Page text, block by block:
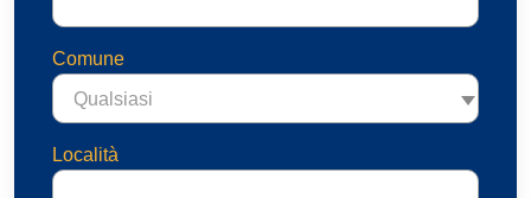
Comune
Qualsiasi
Località